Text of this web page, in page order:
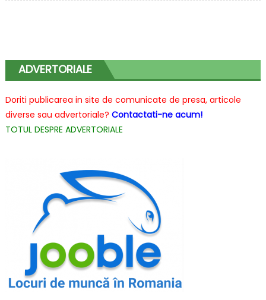
dinților
ADVERTORIALE
Doriti publicarea in site de comunicate de presa, articole
diverse sau advertoriale? Contactati-ne acum!
TOTUL DESPRE ADVERTORIALE